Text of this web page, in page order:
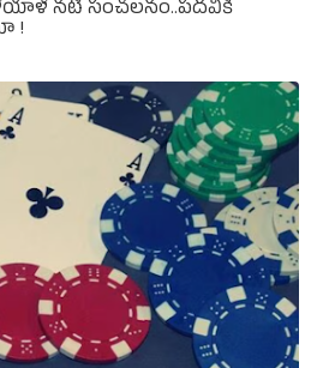
: మళయాళ నటి సంచలనం..పదవికి
!